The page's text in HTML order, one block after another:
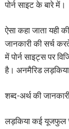
पोर्न साइट के बारे में।
ऐसा कहा जाता यही
जानकारी की सर्च
में पोर्न साइट्स पर
है। अनमैरिड लड़किया
शब्द-अर्थ की
लड़किया कई यूजफुल